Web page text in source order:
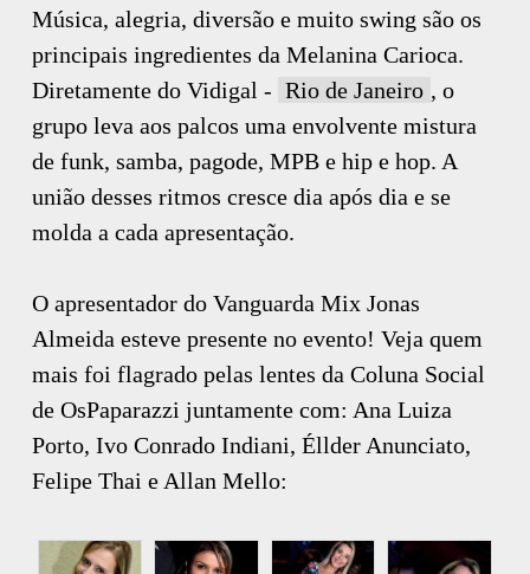
Música, alegria, diversão e muito swing são os
principais ingredientes da Melanina Carioca.
Diretamente do Vidigal - Rio de Janeiro , o
grupo leva aos palcos uma envolvente mistura
de funk, samba, pagode, MPB e hip e hop. A
união desses ritmos cresce dia após dia e se
molda a cada apresentação.
O apresentador do Vanguarda Mix Jonas
Almeida esteve presente no evento! Veja quem
mais foi flagrado pelas lentes da Coluna Social
de OsPaparazzi juntamente com: Ana Luiza
Porto, Ivo Conrado Indiani, Éllder Anunciato,
Felipe Thai e Allan Mello: